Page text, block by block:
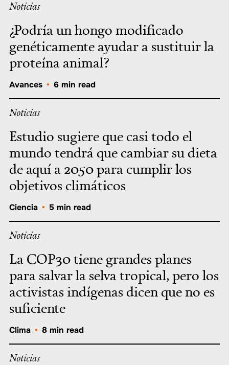
Noticias
¿Podría un hongo modificado
genéticamente ayudar a sustituir la
proteína animal?
Avances • 6 min read
Noticias
Estudio sugiere que casi todo el
mundo tendrá que cambiar su dieta
de aquí a 2050 para cumplir los
objetivos climáticos
Ciencia • 5 min read
Noticias
La COP30 tiene grandes planes
para salvar la selva tropical, pero los
activistas indígenas dicen que no es
suficiente
Clima • 8 min read
Noticias